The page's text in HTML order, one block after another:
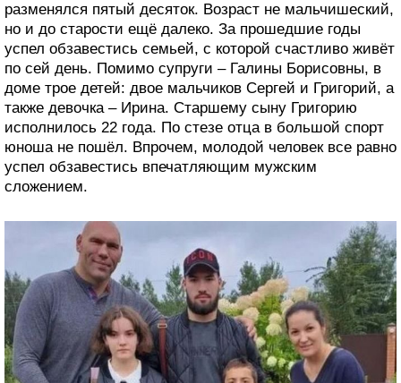
разменялся пятый десяток. Возраст не мальчишеский,
но и до старости ещё далеко. За прошедшие годы
успел обзавестись семьей, с которой счастливо живёт
по сей день. Помимо супруги – Галины Борисовны, в
доме трое детей: двое мальчиков Сергей и Григорий, а
также девочка – Ирина. Старшему сыну Григорию
исполнилось 22 года. По стезе отца в большой спорт
юноша не пошёл. Впрочем, молодой человек все равно
успел обзавестись впечатляющим мужским
сложением.